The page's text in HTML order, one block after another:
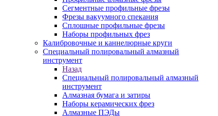
Сегментные профильные фрезы
Фрезы вакуумного спекания
Сплошные профильные фрезы
Наборы профильных фрез
Калибровочные и каннелюрные круги
Специальный полировальный алмазный
инструмент
Назад
Специальный полировальный алмазный
инструмент
Алмазная бумага и затиры
Наборы керамических фрез
Алмазные ПЭДы